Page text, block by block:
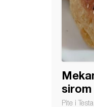
sirom
Pite i Testa